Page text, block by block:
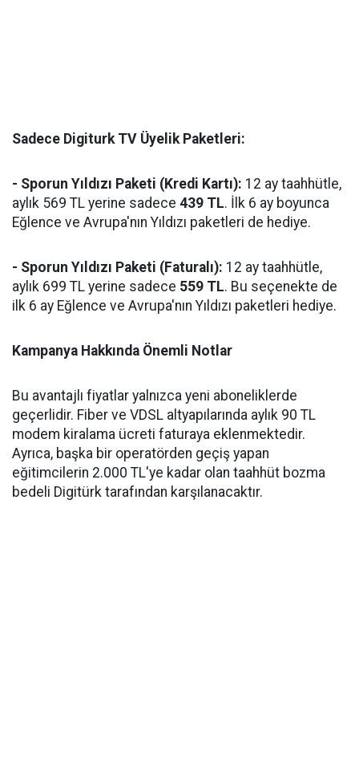
Sadece Digiturk TV Üyelik Paketleri:
- Sporun Yıldızı Paketi (Kredi Kartı): 12 ay taahhütle,
aylık 569 TL yerine sadece 439 TL. İlk 6 ay boyunca
Eğlence ve Avrupa'nın Yıldızı paketleri de hediye.
- Sporun Yıldızı Paketi (Faturalı): 12 ay taahhütle,
aylık 699 TL yerine sadece 559 TL. Bu seçenekte de
ilk 6 ay Eğlence ve Avrupa'nın Yıldızı paketleri hediye.
Kampanya Hakkında Önemli Notlar
Bu avantajlı fiyatlar yalnızca yeni aboneliklerde
geçerlidir. Fiber ve VDSL altyapılarında aylık 90 TL
modem kiralama ücreti faturaya eklenmektedir.
Ayrıca, başka bir operatörden geçiş yapan
eğitimcilerin 2.000 TL'ye kadar olan taahhüt bozma
bedeli Digitürk tarafından karşılanacaktır.